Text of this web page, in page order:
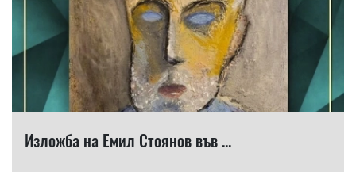
Изложба на Емил Стоянов във ...